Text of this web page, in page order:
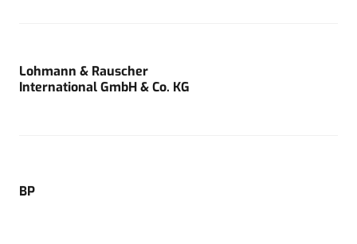
Lohmann & Rauscher
International GmbH & Co. KG
BP